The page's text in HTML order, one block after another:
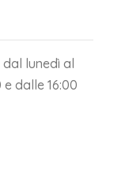
lunedì al
dalle 16:00